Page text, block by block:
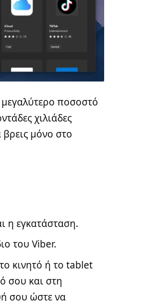
μεγαλύτερο ποσοστό
χιλιάδες
μόνο στο
η εγκατάσταση.
του Viber.
κινητό ή το tablet
σου και στη
σου ώστε να